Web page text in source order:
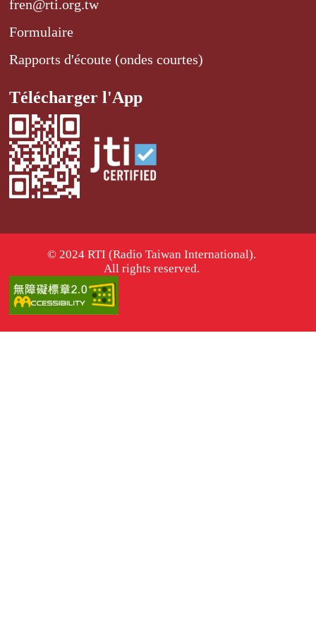
fren@rti.org.tw
Formulaire
Rapports d'écoute (ondes courtes)
Télécharger l'App
© 2024 RTI (Radio Taiwan International).
All rights reserved.